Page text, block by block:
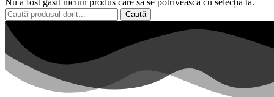
Nu a fost găsit niciun produs care să se potrivească cu selecția ta.
Caută